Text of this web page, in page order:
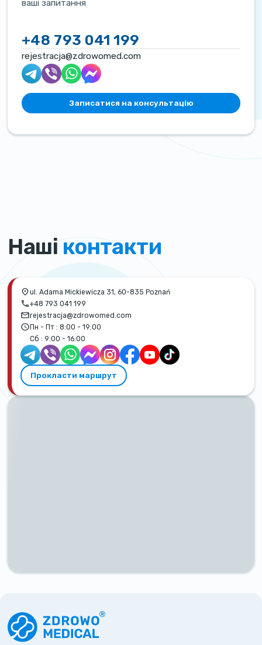
ваші запитання
+48 793 041 199
rejestracja@zdrowomed.com
Записатися на консультацію
Наші контакти
ul. Adama Mickiewicza 31, 60-835 Poznań
+48 793 041 199
rejestracja@zdrowomed.com
Пн - Пт : 8:00 - 19:00
Сб : 9:00 - 16:00
Прокласти маршрут